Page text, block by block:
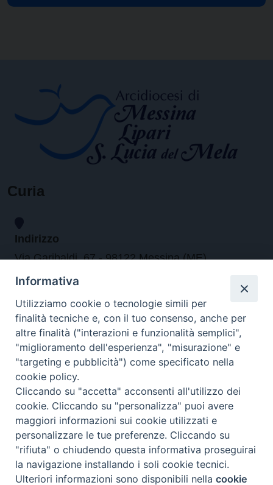
Curia
Indirizzo
Via Garibaldi, 67 - 98122 Messina (ME)
Orari
da lunedi al venerdi dalle ore 9.30 alle 12.30
Contatti
Tel. 090.6684111 - Fax. 090.6684206
arcivescovo.messina@tin.it
Canali social
Preferenze Cookie
Informativa
Utilizziamo cookie o tecnologie simili per
finalità tecniche e, con il tuo consenso, anche per
altre finalità ("interazioni e funzionalità semplici",
"miglioramento dell'esperienza", "misurazione" e
"targeting e pubblicità") come specificato nella
cookie policy.
Cliccando su "accetta" acconsenti all'utilizzo dei
cookie. Cliccando su "personalizza" puoi avere
maggiori informazioni sui cookie utilizzati e
personalizzare le tue preferenze. Cliccando su
"rifiuta" o chiudendo questa informativa proseguirai
la navigazione installando i soli cookie tecnici.
Ulteriori informazioni sono disponibili nellacookie